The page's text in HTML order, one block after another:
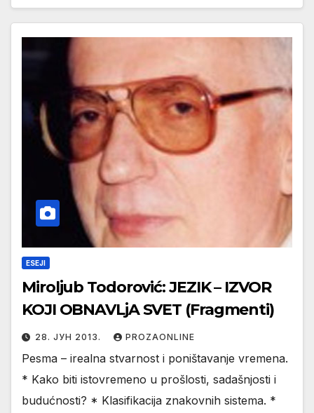
ESEJI
Miroljub Todorović: JEZIK – IZVOR
KOJI OBNAVLjA SVET (Fragmenti)
28. ЈУН 2013. PROZAONLINE
Pesma – irealna stvarnost i poništavanje vremena.
* Kako biti istovremeno u prošlosti, sadašnjosti i
budućnosti? * Klasifikacija znakovnih sistema. *